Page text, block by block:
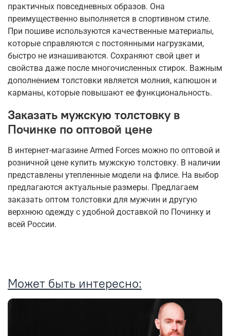
практичных повседневных образов. Она
преимущественно выполняется в спортивном стиле.
При пошиве используются качественные материалы,
которые справляются с постоянными нагрузками,
быстро не изнашиваются. Сохраняют свой цвет и
свойства даже после многочисленных стирок. Важным
дополнением толстовки является молния, капюшон и
карманы, которые повышают ее функциональность.
Заказать мужскую толстовку в
Починке по оптовой цене
В интернет-магазине Armed Forces можно по оптовой и
розничной цене купить мужскую толстовку. В наличии
представлены утепленные модели на флисе. На выбор
предлагаются актуальные размеры. Предлагаем
заказать оптом толстовки для мужчин и другую
верхнюю одежду с удобной доставкой по Починку и
всей России.
Может быть интересно: